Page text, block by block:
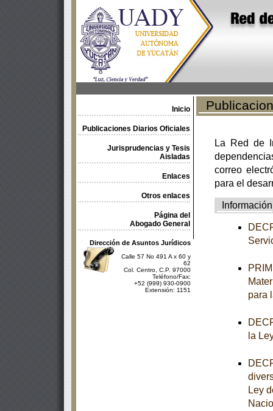
Inicio
Publicaciones Diarios Oficiales
Jurisprudencias y Tesis
Aisladas
Enlaces
Otros enlaces
Página del
Abogado General
Dirección de Asuntos Jurídicos
Calle 57 No 491 A x 60 y
62
Col. Centro, C.P. 97000
Teléfono/Fax:
+52 (999) 930-0900
Extensión: 1151
La Red de
correo
para el
Información
para
la
Ley